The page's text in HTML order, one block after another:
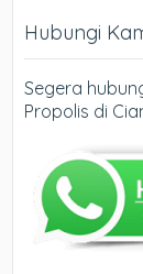
Hubungi
Segera
Propolis di